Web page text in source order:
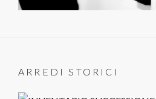
ARREDI STORICI